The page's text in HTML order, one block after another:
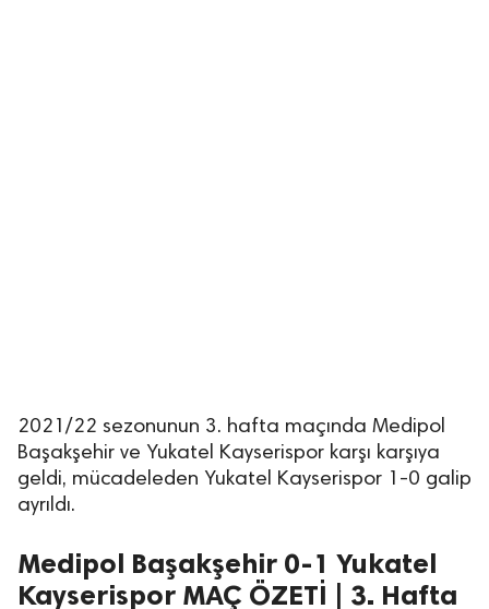
2021/22 sezonunun 3. hafta maçında Medipol
Başakşehir ve Yukatel Kayserispor karşı karşıya
geldi, mücadeleden Yukatel Kayserispor 1-0 galip
ayrıldı.
Medipol Başakşehir 0-1 Yukatel
Kayserispor MAÇ ÖZETİ | 3. Hafta